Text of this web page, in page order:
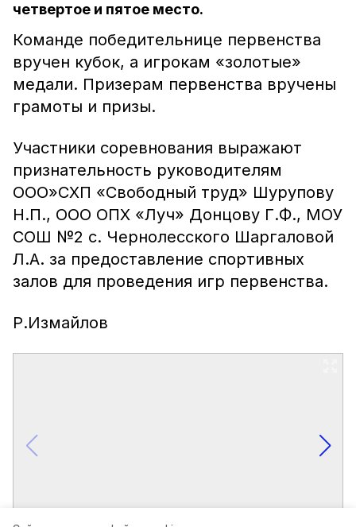
четвертое и пятое место.
Команде победительнице первенства
вручен кубок, а игрокам «золотые»
медали. Призерам первенства вручены
грамоты и призы.
Участники соревнования выражают
признательность руководителям
ООО»СХП «Свободный труд» Шурупову
Н.П., ООО ОПХ «Луч» Донцову Г.Ф., МОУ
СОШ №2 с. Чернолесского Шаргаловой
Л.А. за предоставление спортивных
залов для проведения игр первенства.
Р.Измайлов